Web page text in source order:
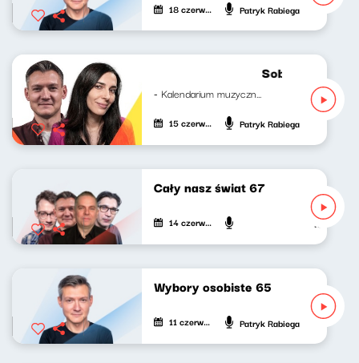
18 czerwca 2024 Patryk Rabiega
Sobotni brzask
- Kalendarium muzyczne Mateusz...
15 czerwca 2024 Patryk Rabiega
Cały nasz świat 67
14 czerwca 2024 Tomasz
Wybory osobiste 65
11 czerwca 2024 Patryk Rabiega